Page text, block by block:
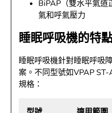
BiPAP（雙水平氣道
氣和呼氣壓力
睡眠呼吸機的特
睡眠呼吸機針對睡眠呼吸
案。不同型號如VPAP
規格：